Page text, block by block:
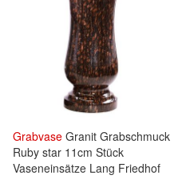
Grabvase Granit Grabschmuck
Ruby star 11cm Stück
Vaseneinsätze Lang Friedhof